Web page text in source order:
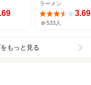
ラーメン
3.69
533人
もっと見る